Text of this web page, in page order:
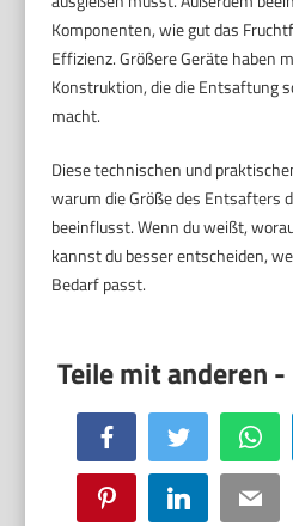
Komponenten, wie gut das
Effizienz. Größere Geräte haben
Konstruktion, die die Entsaftung
macht.
Diese technischen und
warum die Größe des Entsafters
beeinflusst. Wenn du weißt,
kannst du besser entscheiden,
Bedarf passt.
Facebook Twitter
Pinterest LinkedIn Email